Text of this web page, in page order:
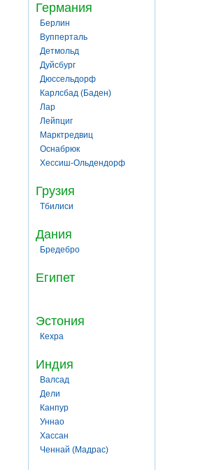
Германия
Берлин
Вупперталь
Детмольд
Дуйсбург
Дюссельдорф
Карлсбад (Баден)
Лар
Лейпциг
Марктредвиц
Оснабрюк
Хессиш-Ольдендорф
Грузия
Тбилиси
Дания
Бредебро
Египет
Эстония
Кехра
Индия
Валсад
Дели
Канпур
Уннао
Хассан
Ченнай (Мадрас)